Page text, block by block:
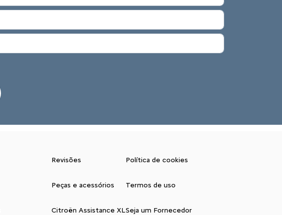
Revisões
Peças e acessórios
Citroën Assistance XL
Política de cookies
Termos de uso
Seja um Fornecedor